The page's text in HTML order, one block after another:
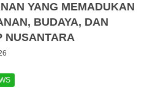
YANG MEMADUKAN
BUDAYA, DAN
NUSANTARA